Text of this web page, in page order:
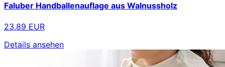
Faluber Handballenauflage aus Walnussholz
23,89 EUR
Details ansehen